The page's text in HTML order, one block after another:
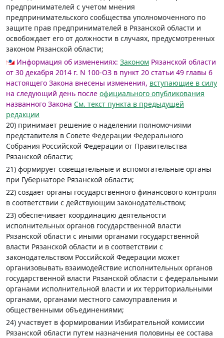
предпринимателей с учетом мнения
предпринимательского сообщества уполномоченного по
защите прав предпринимателей в Рязанской области и
освобождает его от должности в случаях, предусмотренных
законом Рязанской области;
Информация об изменениях: Законом Рязанской области
от 30 декабря 2014 г. N 100-ОЗ в пункт 20 статьи 49 главы 6
настоящего Закона внесены изменения, вступающие в силу
на следующий день после официального опубликования
названного Закона См. текст пункта в предыдущей
редакции
20) принимает решение о наделении полномочиями
представителя в Совете Федерации Федерального
Собрания Российской Федерации от Правительства
Рязанской области;
21) формирует совещательные и вспомогательные органы
при Губернаторе Рязанской области;
22) создает органы государственного финансового контроля
в соответствии с действующим законодательством;
23) обеспечивает координацию деятельности
исполнительных органов государственной власти
Рязанской области с иными органами государственной
власти Рязанской области и в соответствии с
законодательством Российской Федерации может
организовывать взаимодействие исполнительных органов
государственной власти Рязанской области с федеральными
органами исполнительной власти и их территориальными
органами, органами местного самоуправления и
общественными объединениями;
24) участвует в формировании Избирательной комиссии
Рязанской области путем назначения половины ее состава